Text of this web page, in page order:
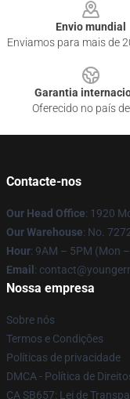
Envio mundial
Enviamos para mais de
Garantia
Oferecido no país
Contacte-nos
Our Head Office: 1920
Our Warehouse: No.
Hour: 9AM – 5PM (Mon
Email :
Nossa empresa
Sobre nós
Termos e Condições
Políticas de privacidade
DMCA - Política de
CA SB657: Lei de